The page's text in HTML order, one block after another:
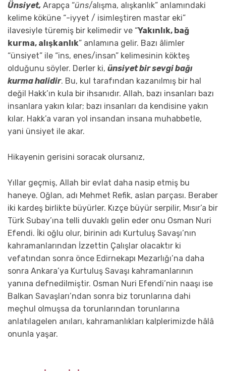
Ünsiyet, Arapça “üns/alışma, alışkanlık” anlamındaki
kelime köküne “-iyyet / isimleştiren mastar eki”
ilavesiyle türemiş bir kelimedir ve “Yakınlık, bağ
kurma, alışkanlık” anlamına gelir. Bazı âlimler
“ünsiyet” ile “ins, enes/insan” kelimesinin kökteş
olduğunu söyler. Derler ki, ünsiyet bir sevgi bağı
kurma halidir. Bu, kul tarafından kazanılmış bir hal
değil Hakk’ın kula bir ihsanıdır. Allah, bazı insanları bazı
insanlara yakın kılar; bazı insanları da kendisine yakın
kılar. Hakk’a varan yol insandan insana muhabbetle,
yani ünsiyet ile akar.
Hikayenin gerisini soracak olursanız,
Yıllar geçmiş, Allah bir evlat daha nasip etmiş bu
haneye. Oğlan, adı Mehmet Refik, aslan parçası. Beraber
iki kardeş birlikte büyürler. Kızçe büyür serpilir, Mısır’a bir
Türk Subay’ına telli duvaklı gelin eder onu Osman Nuri
Efendi. İki oğlu olur, birinin adı Kurtuluş Savaşı’nın
kahramanlarından İzzettin Çalışlar olacaktır ki
vefatından sonra önce Edirnekapı Mezarlığı’na daha
sonra Ankara’ya Kurtuluş Savaşı kahramanlarının
yanına defnedilmiştir. Osman Nuri Efendi’nin naaşı ise
Balkan Savaşları’ndan sonra biz torunlarına dahi
meçhul olmuşsa da torunlarından torunlarına
anlatılagelen anıları, kahramanlıkları kalplerimizde hâlâ
onunla yaşar.